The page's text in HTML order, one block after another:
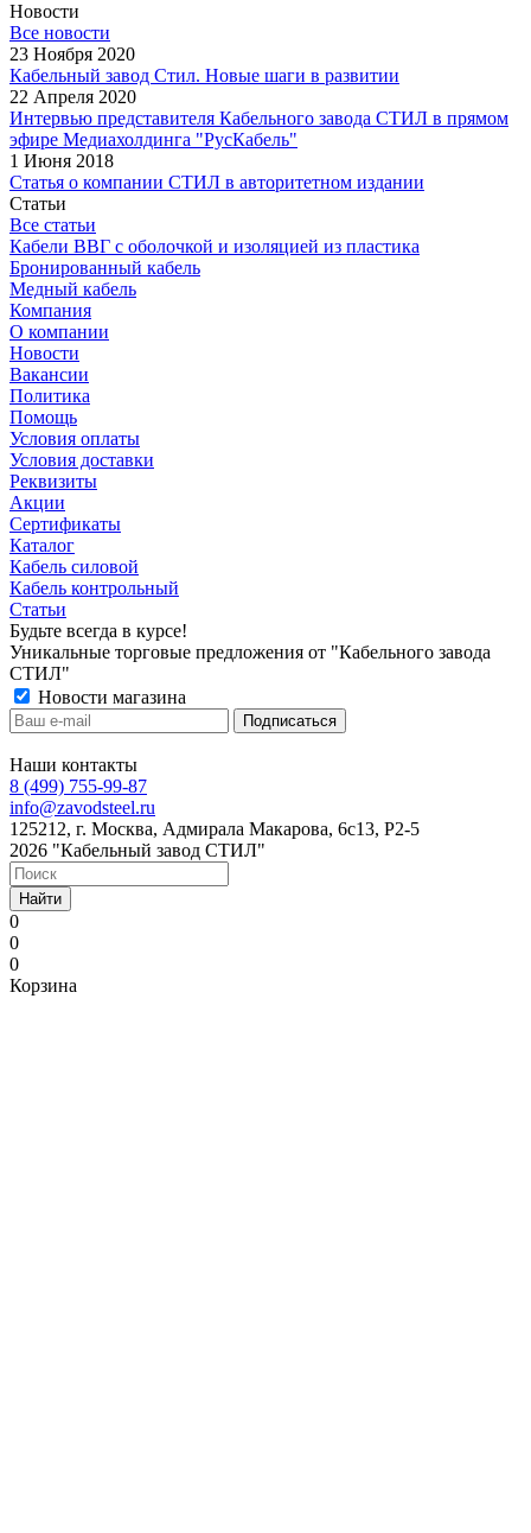
Новости
Все новости
23 Ноября 2020
Кабельный завод Стил. Новые шаги в развитии
22 Апреля 2020
Интервью представителя Кабельного завода СТИЛ в прямом
эфире Медиахолдинга "РусКабель"
1 Июня 2018
Статья о компании СТИЛ в авторитетном издании
Статьи
Все статьи
Кабели ВВГ с оболочкой и изоляцией из пластика
Бронированный кабель
Медный кабель
Компания
О компании
Новости
Вакансии
Политика
Помощь
Условия оплаты
Условия доставки
Реквизиты
Акции
Сертификаты
Каталог
Кабель силовой
Кабель контрольный
Статьи
Будьте всегда в курсе!
Уникальные торговые предложения от "Кабельного завода
СТИЛ"
Новости магазина
Наши контакты
8 (499) 755-99-87
info@zavodsteel.ru
125212, г. Москва, Адмирала Макарова, 6с13, Р2-5
2026 "Кабельный завод СТИЛ"
Найти
0
0
0
Корзина